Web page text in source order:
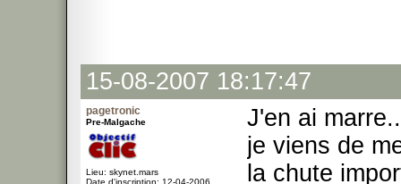
15-08-2007 18:17:47
pagetronic
Pre-Malgache
Lieu: skynet.mars
Date d'inscription: 12-04-2006
J'en ai marre..
je viens de
la chute